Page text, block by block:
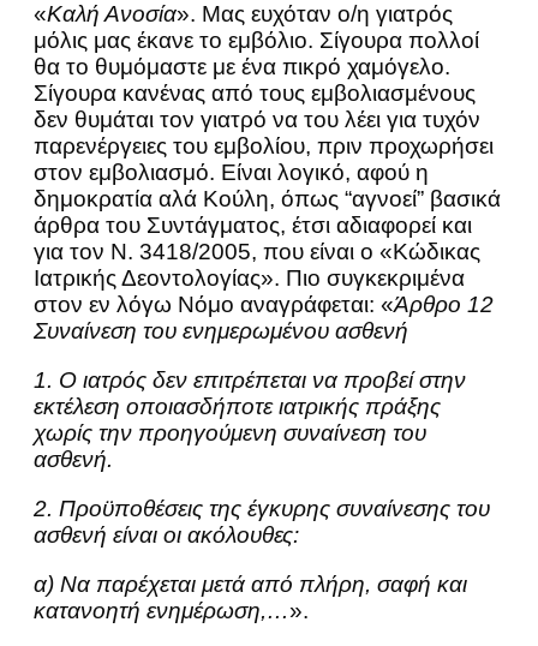
«Καλή Ανοσία». Μας ευχόταν ο/η γιατρός
μόλις μας έκανε το εμβόλιο. Σίγουρα πολλοί
θα το θυμόμαστε με ένα πικρό χαμόγελο.
Σίγουρα κανένας από τους εμβολιασμένους
δεν θυμάται τον γιατρό να του λέει για τυχόν
παρενέργειες του εμβολίου, πριν προχωρήσει
στον εμβολιασμό. Είναι λογικό, αφού η
δημοκρατία αλά Κούλη, όπως “αγνοεί” βασικά
άρθρα του Συντάγματος, έτσι αδιαφορεί και
για τον Ν. 3418/2005, που είναι ο «Κώδικας
Ιατρικής Δεοντολογίας». Πιο συγκεκριμένα
στον εν λόγω Νόμο αναγράφεται: «Άρθρο 12
Συναίνεση του ενημερωμένου ασθενή
1. Ο ιατρός δεν επιτρέπεται να προβεί στην
εκτέλεση οποιασδήποτε ιατρικής πράξης
χωρίς την προηγούμενη συναίνεση του
ασθενή.
2. Προϋποθέσεις της έγκυρης συναίνεσης του
ασθενή είναι οι ακόλουθες:
α) Να παρέχεται μετά από πλήρη, σαφή και
κατανοητή ενημέρωση,…».